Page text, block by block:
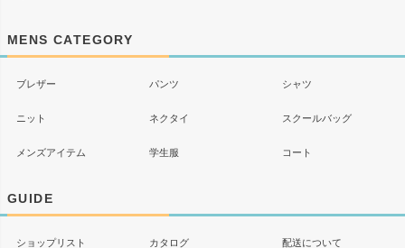
MENS CATEGORY
ブレザー パンツ シャツ
ニット ネクタイ スクールバッグ
メンズアイテム 学生服 コート
GUIDE
ショップリスト カタログ 配送について